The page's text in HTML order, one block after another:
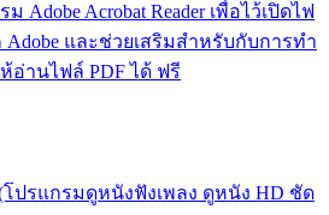
Adobe Acrobat Reader เพื่อไว้เปิดไฟ
Adobe และช่วยเสริมสำหรับกับการทำ
อ่านไฟล์ PDF ได้ ฟรี
(โปรแกรมดูหนังฟังเพลง ดูหนัง HD ชัด